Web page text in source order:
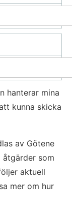
hanterar mina
kunna skicka
av Götene
som
aktuell
mer om hur